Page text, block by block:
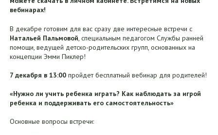
вебинарах!
В декабре готовим для вас сразу две интересные встречи с
Натальей Пальмовой, специальным педагогом Службы ранней
помощи, ведущей детско-родительских групп, основанных на
концепции Эмми Пиклер!
7 декабря в 13:00 пройдет бесплатный вебинар для родителей!
«Нужно ли учить ребенка играть? Как наблюдать за игрой
ребенка и поддерживать его самостоятельность»
Основные вопросы встречи: